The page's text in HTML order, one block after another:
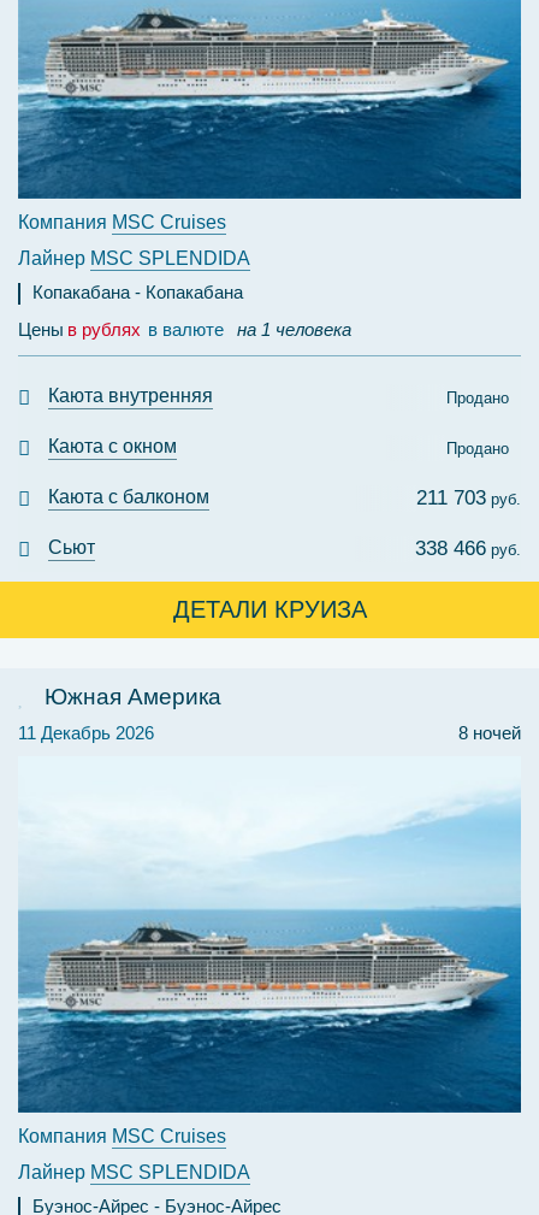
Компания MSC Cruises
Лайнер MSC SPLENDIDA
Копакабана
Копакабана
Цены в рублях в валюте на 1 человека
Каюта внутренняя Продано
Каюта с окном Продано
Каюта с балконом 211 703 руб.
Сьют 338 466 руб.
ДЕТАЛИ КРУИЗА
Южная Америка
8 ночей
11 Декабрь 2026
Компания MSC Cruises
Лайнер MSC SPLENDIDA
Буэнос-Айрес
Буэнос-Айрес